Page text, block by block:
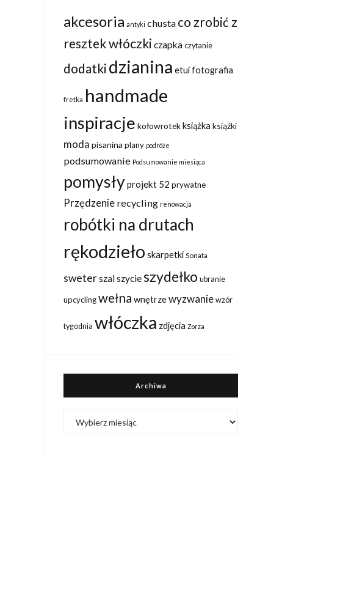
akcesoria antyki chusta co zrobić z
resztek włóczki czapka czytanie
dodatki dzianina etuifotografia
fretka handmade
inspiracje kołowrotekksiążka książki
moda pisanina plany podróże
podsumowanie Podsumowanie miesiąca
pomysłyprojekt 52 prywatne
Przędzenie recycling renowacja
robótki na drutach
rękodzieło skarpetki Sonata
sweterszalszycieszydełko ubranie
upcycling wełna wnętrzewyzwanie wzór
tygodnia włóczka zdjęcia Zorza
Archiwa